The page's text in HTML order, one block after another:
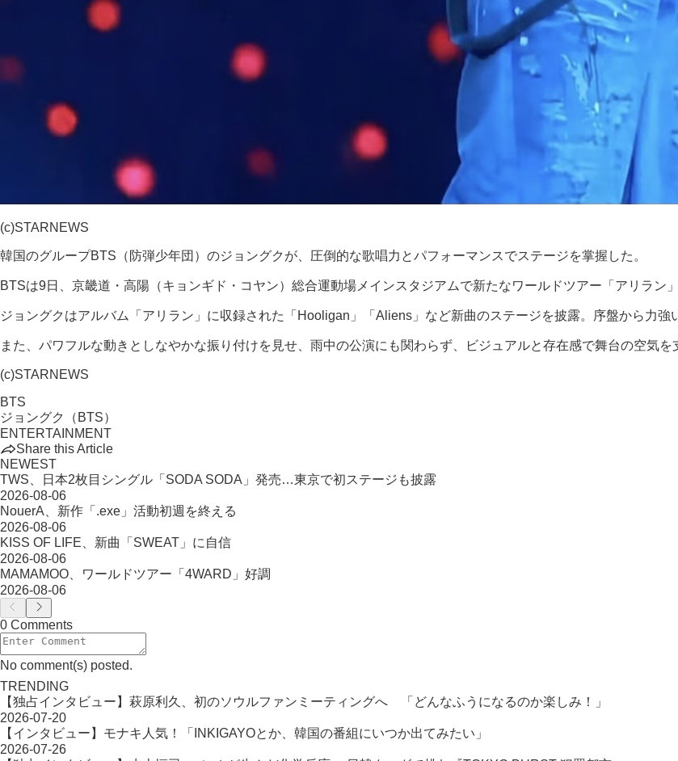
(c)STARNEWS
韓国のグループBTS（防弾少年団）のジョングクが、圧倒的な歌唱力とパフォーマンスでステージを掌握した。
BTSは9日、京畿道・高陽（キョンギド・コヤン）総合運動場メインスタジアムで新たなワールドツアー「アリラン」
ジョングクはアルバム「アリラン」に収録された「Hooligan」「Aliens」など新曲のステージを披露。序盤から力
また、パワフルな動きとしなやかな振り付けを見せ、雨中の公演にも関わらず、ビジュアルと存在感で舞台の空気を
(c)STARNEWS
BTS
ジョングク（BTS）
ENTERTAINMENT
Share this Article
NEWEST
TWS、日本2枚目シングル「SODA SODA」発売…東京で初ステージも披露
2026-08-06
NouerA、新作「.exe」活動初週を終える
2026-08-06
KISS OF LIFE、新曲「SWEAT」に自信
2026-08-06
MAMAMOO、ワールドツアー「4WARD」好調
2026-08-06
0 Comments
No comment(s) posted.
TRENDING
【独占インタビュー】萩原利久、初のソウルファンミーティングへ 「どんなふうになるのか楽しみ！」
2026-07-20
【インタビュー】モナキ人気！「INKIGAYOとか、韓国の番組にいつか出てみたい」
2026-07-26